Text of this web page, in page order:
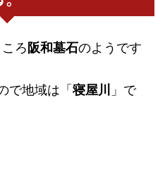
ろ 阪和墓石のようです
で地域は「寝屋川 」で